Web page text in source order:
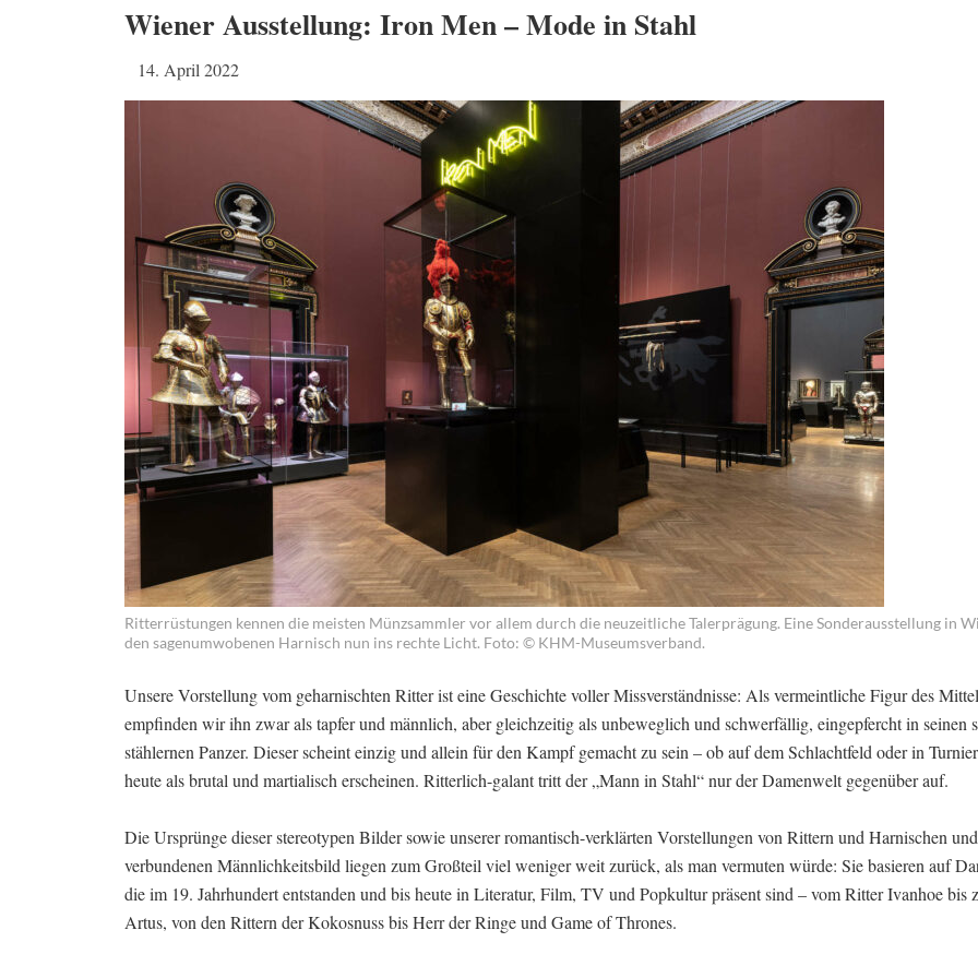
Wiener Ausstellung: Iron Men – Mode in Stahl
14. April 2022
Ritterrüstungen kennen die meisten Münzsammler vor allem durch die neuzeitliche Talerprägung. Eine Sonderausstellung in
den sagenumwobenen Harnisch nun ins rechte Licht. Foto: © KHM-Museumsverband.
Unsere Vorstellung vom geharnischten Ritter ist eine Geschichte voller Missverständnisse: Als vermeintliche Figur des
empfinden wir ihn zwar als tapfer und männlich, aber gleichzeitig als unbeweglich und schwerfällig, eingepfercht in seinen
stählernen Panzer. Dieser scheint einzig und allein für den Kampf gemacht zu sein – ob auf dem Schlachtfeld oder in
heute als brutal und martialisch erscheinen. Ritterlich-galant tritt der „Mann in Stahl“ nur der Damenwelt gegenüber auf.
Die Ursprünge dieser stereotypen Bilder sowie unserer romantisch-verklärten Vorstellungen von Rittern und Harnischen
verbundenen Männlichkeitsbild liegen zum Großteil viel weniger weit zurück, als man vermuten würde: Sie basieren auf
die im 19. Jahrhundert entstanden und bis heute in Literatur, Film, TV und Popkultur präsent sind – vom Ritter Ivanhoe bis
Artus, von den Rittern der Kokosnuss bis Herr der Ringe und Game of Thrones.